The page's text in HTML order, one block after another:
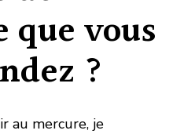
que vous
?
au mercure, je